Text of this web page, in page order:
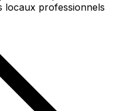
locaux professionnels